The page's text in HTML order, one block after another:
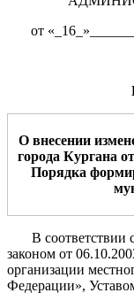
от
Овнесении
города Кургана
Порядка
В
законом от
организации
Федерации»,